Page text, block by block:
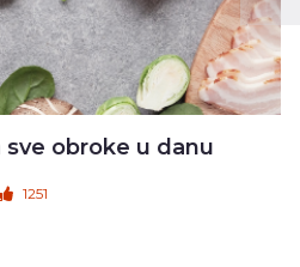
obroke u danu
1251